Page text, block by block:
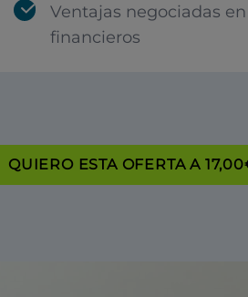
Ventajas negociadas
financieros
QUIERO ESTA OFERTA A